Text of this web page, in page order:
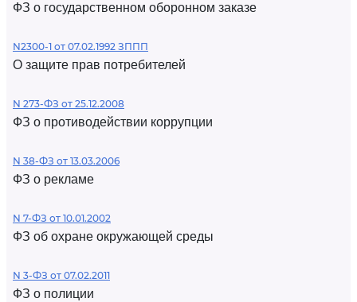
ФЗ о государственном оборонном заказе
N2300-1 от 07.02.1992 ЗППП
О защите прав потребителей
N 273-ФЗ от 25.12.2008
ФЗ о противодействии коррупции
N 38-ФЗ от 13.03.2006
ФЗ о рекламе
N 7-ФЗ от 10.01.2002
ФЗ об охране окружающей среды
N 3-ФЗ от 07.02.2011
ФЗ о полиции